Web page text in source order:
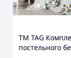
ТМ TAG
постельного